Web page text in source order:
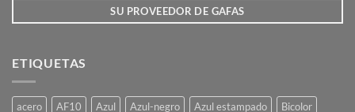
producto
SU PROVEEDOR DE GAFAS
ETIQUETAS
acero AF10 Azul Azul-negro Azul estampado
Bicolor